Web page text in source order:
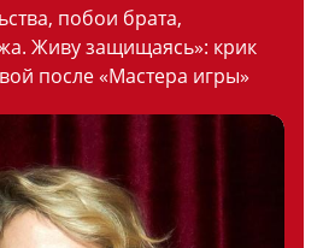
побои брата,
Живу защищаясь»: крик
после «Мастера игры»